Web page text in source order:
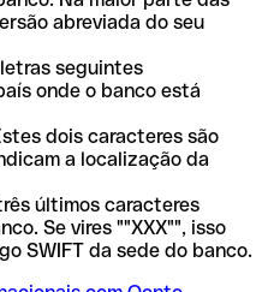
abreviada do seu
seguintes
onde o banco está
dois caracteres são
a localização da
últimos caracteres
Se vires ""XXX"", isso
SWIFT da sede do banco.